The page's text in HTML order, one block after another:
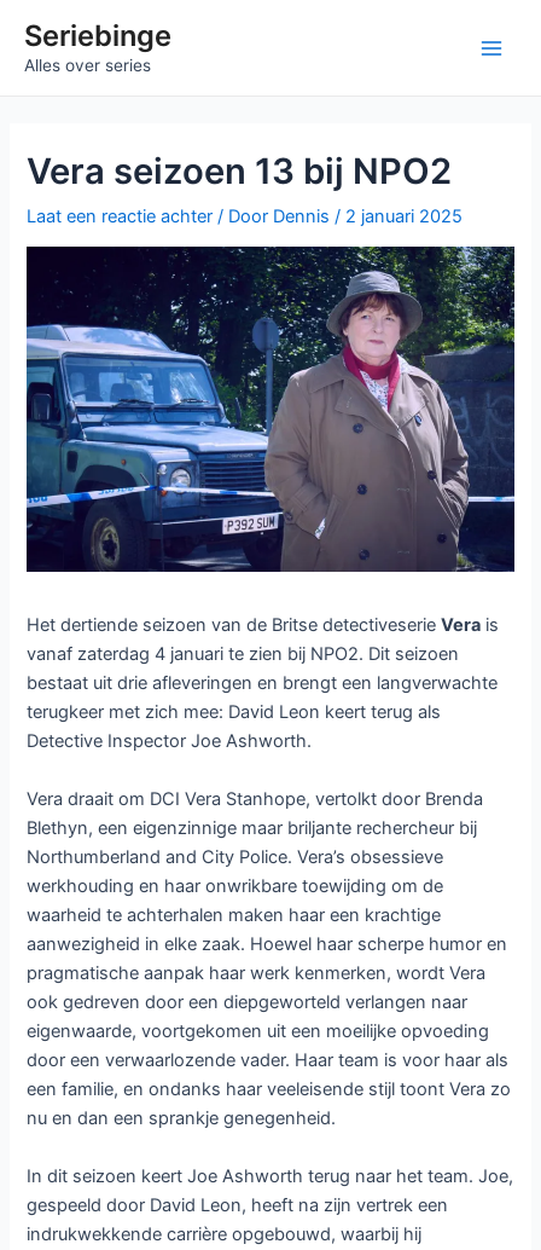
naarSeriebinge
Alles over series
Vera seizoen 13 bij NPO2
Laat een reactie achter / Door Dennis/ 2 januari 2025
Het dertiende seizoen van de Britse detectiveserieVera is
vanaf zaterdag 4 januari te zien bij NPO2. Dit seizoen
bestaat uit drie afleveringen en brengt een langverwachte
terugkeer met zich mee: David Leon keert terug als
Detective Inspector Joe Ashworth.
Vera draait om DCI Vera Stanhope, vertolkt door Brenda
Blethyn, een eigenzinnige maar briljante rechercheur bij
Northumberland and City Police. Vera’s obsessieve
werkhouding en haar onwrikbare toewijding om de
waarheid te achterhalen maken haar een krachtige
aanwezigheid in elke zaak. Hoewel haar scherpe humor en
pragmatische aanpak haar werk kenmerken, wordt Vera
ook gedreven door een diepgeworteld verlangen naar
eigenwaarde, voortgekomen uit een moeilijke opvoeding
door een verwaarlozende vader. Haar team is voor haar als
een familie, en ondanks haar veeleisende stijl toont Vera zo
nu en dan een sprankje genegenheid.
In dit seizoen keert Joe Ashworth terug naar het team. Joe,
gespeeld door David Leon, heeft na zijn vertrek een
indrukwekkende carrière opgebouwd, waarbij hij